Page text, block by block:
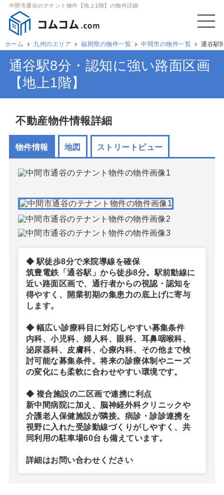
中間市通谷のテナント物件【地上1階】の物件詳細
ホーム 九州のエリア 福岡県の物件一覧 中間市の物件一覧 通谷駅
通谷駅8分・認知に強い路面区画
【地上1階】
不動産物件情報詳細
物件情報 地図 ストリートビュー
◆ 駅徒歩8分で来院導線を確保
筑豊電鉄「通谷駅」から徒歩8分。駅前動線に
近い路面区画で、通行者からの視認・認知を
得やすく、開業初期の集患力の底上げに寄与
します。
◆ 幅広い診療科目に対応しやすい募集条件
内科、小児科、婦人科、眼科、耳鼻咽喉科、
泌尿器科、皮膚科、心療内科、その他まで検
討可能な募集条件。将来の診療体制やニーズ
の変化にも柔軟に合わせやすい環境です。
◆ 複合施設の二区画で連携に利点
新中間病院に加え、脳神経外科クリニックや
介護老人保健施設が隣接。病診・診診連携を
視野に入れた受診動線づくりがしやすく、共
同利用の駐車場60台も備えています。
詳細はお問い合わせください